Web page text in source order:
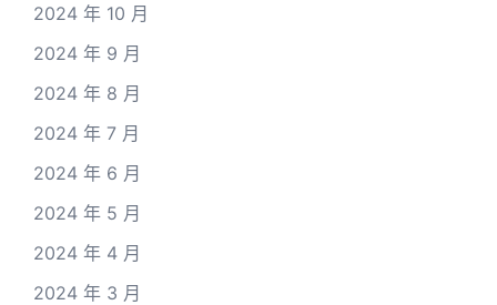
2024 年 10 月
2024 年 9 月
2024 年 8 月
2024 年 7 月
2024 年 6 月
2024 年 5 月
2024 年 4 月
2024 年 3 月